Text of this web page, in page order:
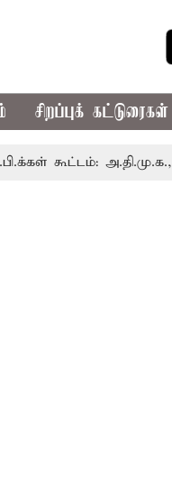
சிறப்புக் கட்டுரைகள்
அ.தி.மு.க.,